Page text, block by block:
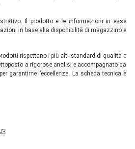
Il prodotto e le informazioni in esse
in base alla disponibilità di magazzino e
rispettano i più alti standard di qualità e
a rigorose analisi e accompagnato da
garantirne l’eccellenza. La scheda tecnica è